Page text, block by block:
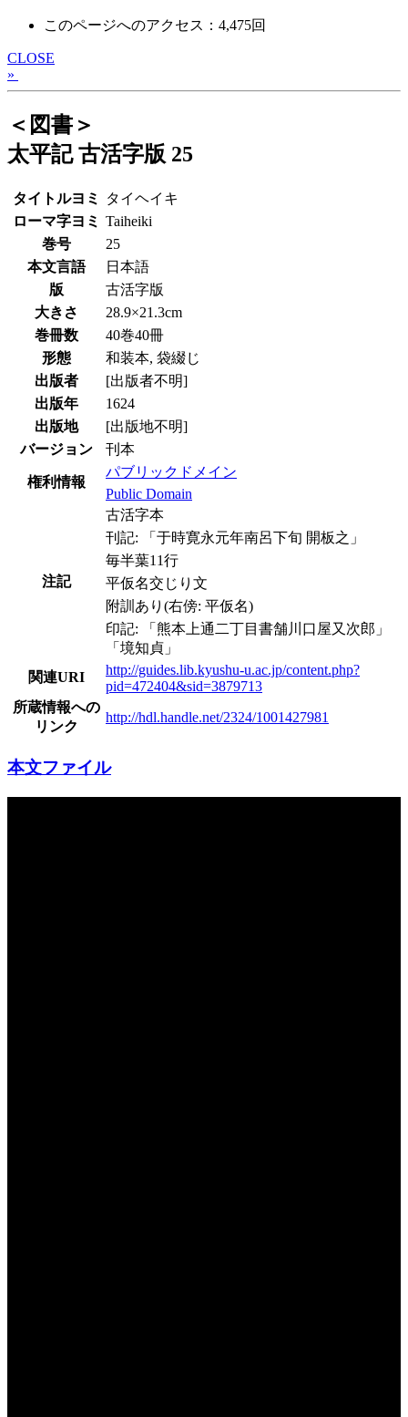
このページへのアクセス：4,475回
CLOSE
»
＜図書＞
太平記 古活字版 25
タイトルヨミ
タイヘイキ
ローマ字ヨミ Taiheiki
巻号
25
本文言語
日本語
版
古活字版
大きさ
28.9×21.3cm
巻冊数
40巻40冊
形態
和装本, 袋綴じ
出版者
[出版者不明]
出版年
1624
出版地
[出版地不明]
バージョン
刊本
権利情報
パブリックドメイン
Public Domain
注記
古活字本
刊記: 「于時寛永元年南呂下旬 開板之」
毎半葉11行
平仮名交じり文
附訓あり(右傍: 平仮名)
印記: 「熊本上通二丁目書舗川口屋又次郎」
「境知貞」
関連URI
http://guides.lib.kyushu-u.ac.jp/content.php?
pid=472404&sid=3879713
所蔵情報への
リンク
http://hdl.handle.net/2324/1001427981
本文ファイル